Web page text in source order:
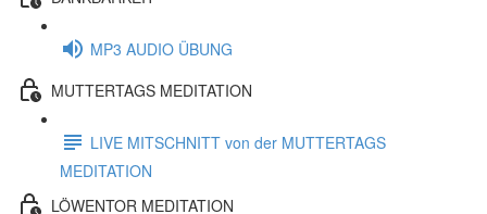
MP3 AUDIO ÜBUNG
MUTTERTAGS MEDITATION
LIVE MITSCHNITT von der MUTTERTAGS
MEDITATION
LÖWENTOR MEDITATION